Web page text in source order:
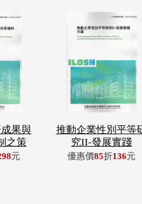
果與
之策
元
推動企業性別平等
究II-發展實踐
優惠價85折136元